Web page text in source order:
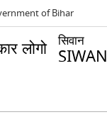
of Bihar
सिवान
SIWAN